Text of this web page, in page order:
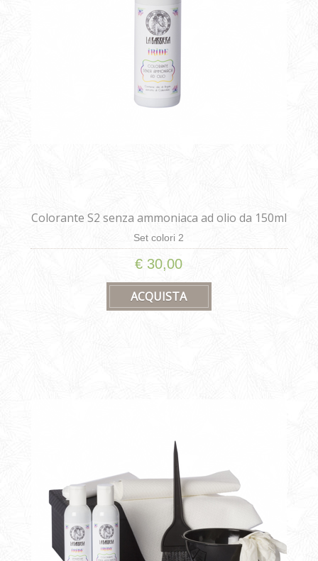
Colorante S2 senza ammoniaca ad olio da 150ml
Set colori 2
€ 30,00